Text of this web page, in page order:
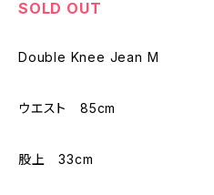
SOLD OUT
Double Knee Jean M
ウエスト 85cm
股上 33cm